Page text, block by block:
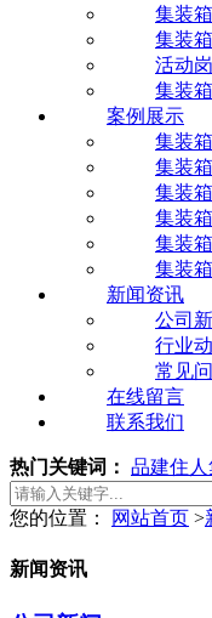
集装
集装
活动
集装
案例展示
集装
集装
集装
集装
集装
集装
新闻资讯
公司
行业
常见
在线留言
联系我们
热门关键词： 品建住
您的位置： 网站首页 >
新闻资讯